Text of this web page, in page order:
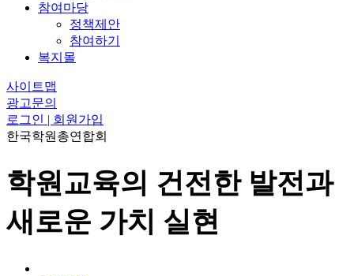
참여마당
정책제안
참여하기
복지몰
사이트맵
광고문의
로그인 | 회원가입
한국학원총연합회
학원교육의 건전한 발전과
새로운 가치 실현